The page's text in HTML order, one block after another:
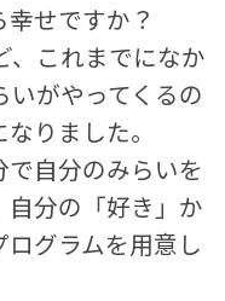
せですか？
、これまでになか
いがやってくるの
りました。
自分のみらいを
分の「好き」か
グラムを用意し